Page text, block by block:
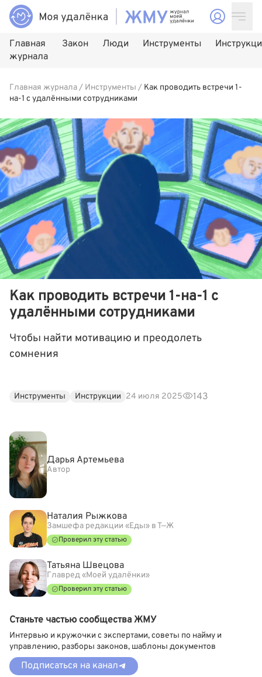
Главная
журнала
Закон Люди Инструменты
Главная журнала/ Инструменты / Как проводить встречи 1-
на-1 с удалёнными сотрудниками
Как проводить встречи 1-на-1 с
удалёнными сотрудниками
Чтобы найти мотивацию и преодолеть
сомнения
Инструменты Инструкции 24 июля 2025 143
Дарья Артемьева
Автор
Наталия Рыжкова
Замшефа редакции «Еды» в Т—Ж
Проверил эту статью
Татьяна Швецова
Главред «Моей удалёнки»
Проверил эту статью
Станьте частью сообщества ЖМУ
Интервью и кружочки с экспертами, советы по найму и
управлению, разборы законов, шаблоны документов
Подписаться на канал